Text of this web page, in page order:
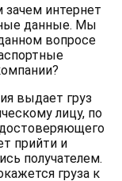
интернет
данные. Мы
вопросе
выдает груз
лицу, по
прийти и
получателем.
груза к